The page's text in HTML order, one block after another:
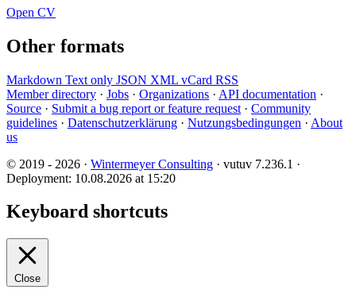
Open CV
Other formats
Markdown Text only JSON XML vCard RSS
Member directory · Jobs · Organizations · API documentation ·
Source · Submit a bug report or feature request · Community
guidelines · Datenschutzerklärung · Nutzungsbedingungen · About
us
© 2019 - 2026 · Wintermeyer Consulting · vutuv 7.236.1 ·
Deployment: 10.08.2026 at 15:20
Keyboard shortcuts
Close